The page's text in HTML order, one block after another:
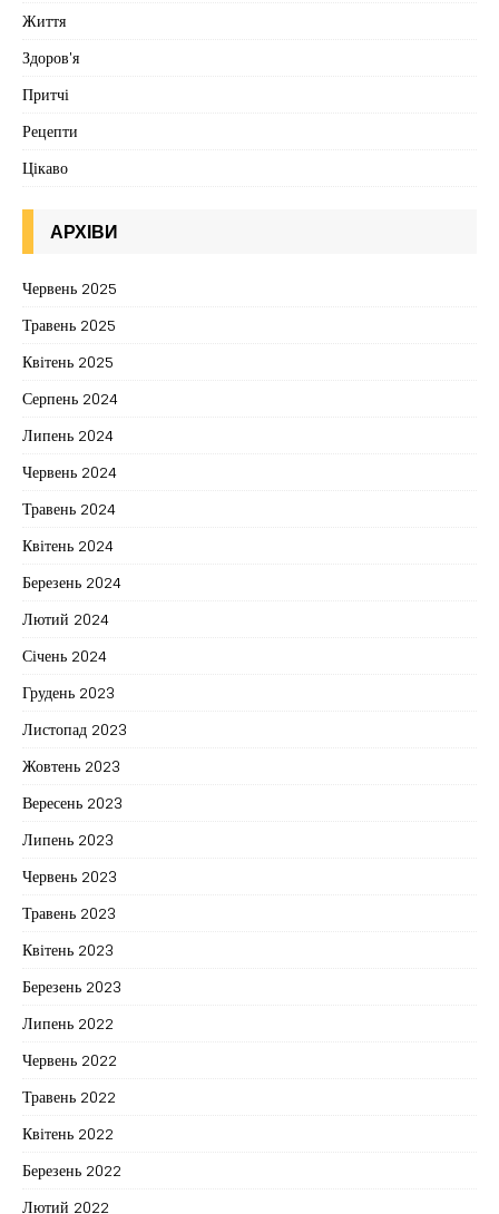
Життя
Здоров'я
Притчі
Рецепти
Цікаво
АРХІВИ
Червень 2025
Травень 2025
Квітень 2025
Серпень 2024
Липень 2024
Червень 2024
Травень 2024
Квітень 2024
Березень 2024
Лютий 2024
Січень 2024
Грудень 2023
Листопад 2023
Жовтень 2023
Вересень 2023
Липень 2023
Червень 2023
Травень 2023
Квітень 2023
Березень 2023
Липень 2022
Червень 2022
Травень 2022
Квітень 2022
Березень 2022
Лютий 2022